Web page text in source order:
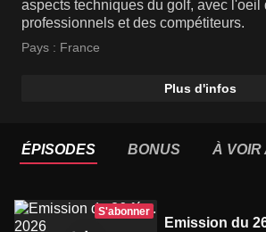
aspects techniques du golf, avec l'oeil
professionnels et des compétiteurs.
Pays : France
Plus d'infos
ÉPISODES BONUS À VOIR
S'abonner
Emission du